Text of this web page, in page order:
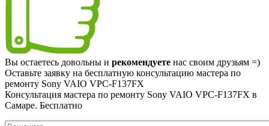
Вы остаетесь довольны и рекомендуете нас своим друзьям =)
Оставьте заявку на бесплатную консультацию мастера по
ремонту Sony VAIO VPC-F137FX
Консультация мастера по ремонту Sony VAIO VPC-F137FX в
Самаре. Бесплатно